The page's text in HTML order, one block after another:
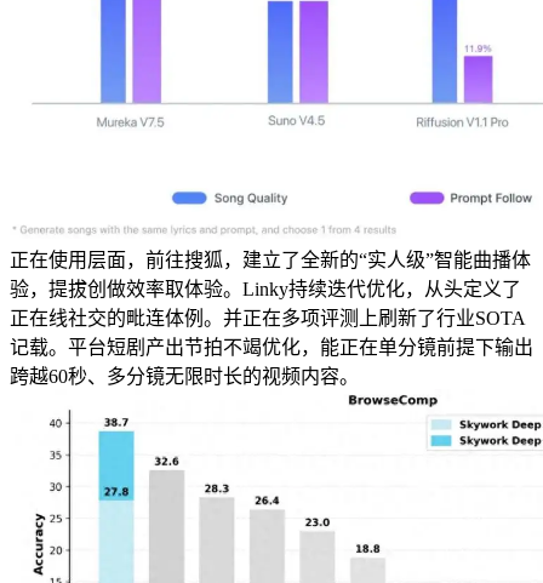
正在使用层面，前往搜狐，建立了全新的“实人级”智能曲播体
验，提拔创做效率取体验。Linky持续迭代优化，从头定义了
正在线社交的毗连体例。并正在多项评测上刷新了行业SOTA
记载。平台短剧产出节拍不竭优化，能正在单分镜前提下输出
跨越60秒、多分镜无限时长的视频内容。